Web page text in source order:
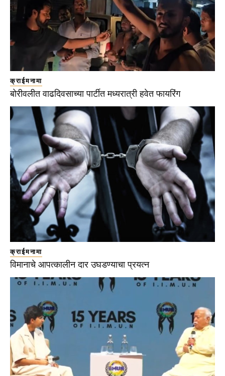
क्राईमनामा
बोरीवलीत वाढदिवसाच्या पार्टीत मध्यरात्री हवेत फायरिंग
क्राईमनामा
विमानाचे आपत्कालीन दार उघडण्याचा प्रयत्न